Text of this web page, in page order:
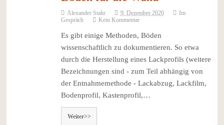
Alexander Stahr 9. Dezember 2020
Im
Gespräch
Kein Kommentar
Es gibt einige Methoden, Böden
wissenschaftlich zu dokumentieren. So etwa
durch die Herstellung eines Lackprofils (weitere
Bezeichnungen sind - zum Teil abhängig von
der Entnahmemethode - Lackabzug, Lackfilm,
Bodenprofil, Kastenprofil,…
Weiter>>